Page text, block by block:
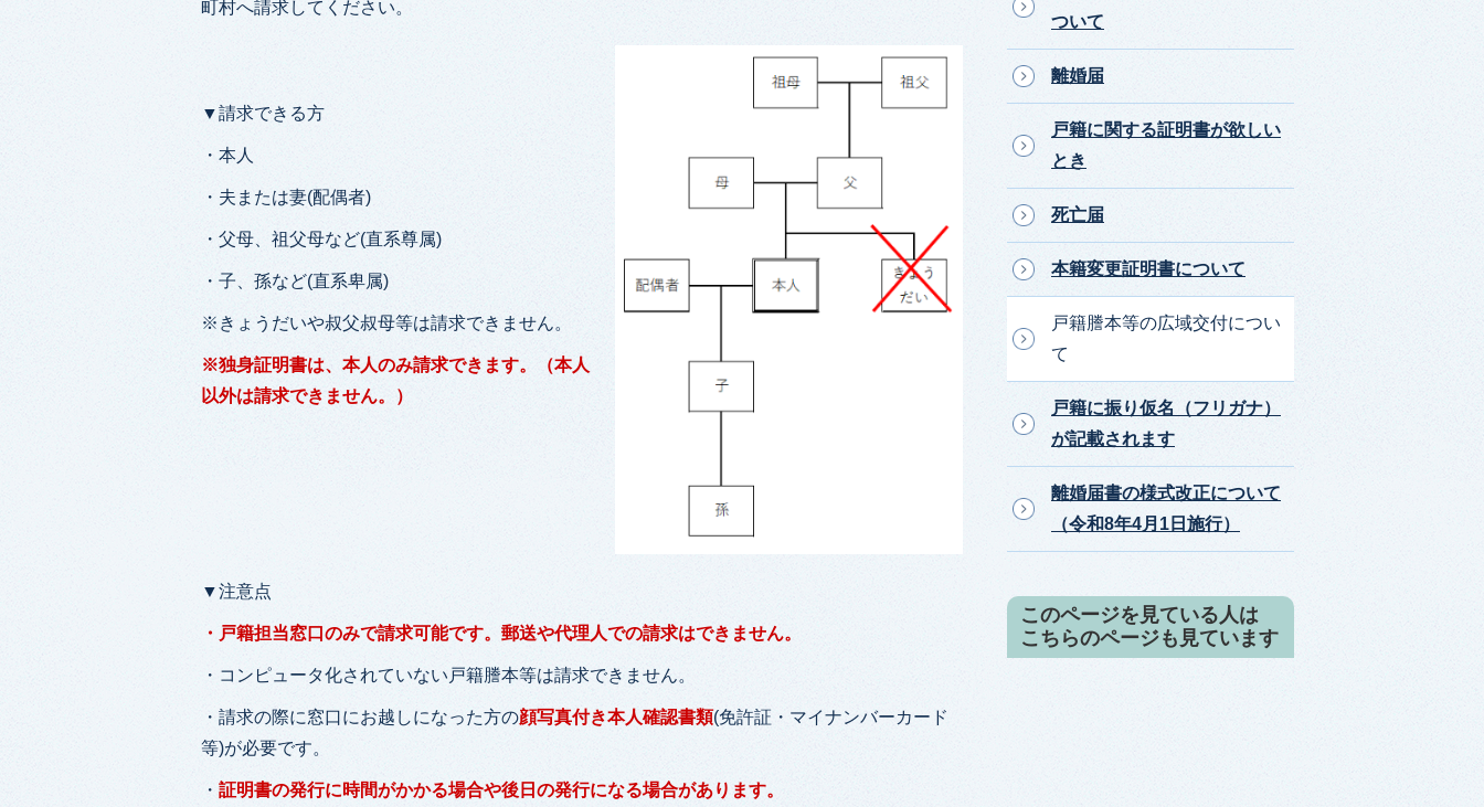
町村へ請求してください。
▼請求できる方
・本人
・夫または妻(配偶者)
・父母、祖父母など(直系尊属)
・子、孫など(直系卑属)
※きょうだいや叔父叔母等は請求できません。
※独身証明書は、本人のみ請求できます。（本人
以外は請求できません。）
▼注意点
・戸籍担当窓口のみで請求可能です。郵送や代理人での請求はできません。
・コンピュータ化されていない戸籍謄本等は請求できません。
・請求の際に窓口にお越しになった方の顔写真付き本人確認書類(免許証・マイナンバーカード
等)が必要です。
・ 証明書の発行に時間がかかる場合や後日の発行になる場合があります。
ついて
離婚届
戸籍に関する証明書が欲しい
とき
死亡届
本籍変更証明書について
戸籍謄本等の広域交付につい
て
戸籍に振り仮名（フリガナ）
が記載されます
離婚届書の様式改正について
（令和8年4月1日施行）
このページを見ている人は
こちらのページも見ています